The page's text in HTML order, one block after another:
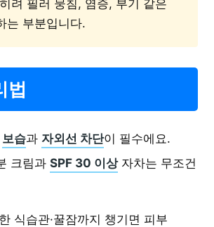
려 필러 뭉침, 염증, 부기 같은
는 부분입니다.
법
보습과 자외선 차단이 필수에요.
크림과 SPF 30 이상자차는 무조건
식습관·꿀잠까지 챙기면 피부